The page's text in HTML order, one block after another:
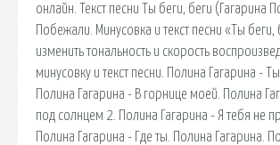
онлайн. Текст песни Ты беги, беги (Гагарина
Побежали. Минусовка и текст песни «Ты
изменить тональность и скорость
минусовку и текст песни. Полина Гагарина -
Полина Гагарина - В горнице моей. Полина
под солнцем 2. Полина Гагарина - Я тебя не
Полина Гагарина - Где ты. Полина Гагарина.